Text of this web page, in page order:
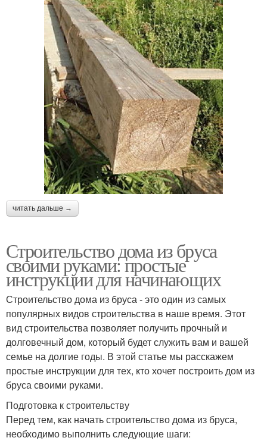
читать дальше →
Строительство дома из бруса
своими руками: простые
инструкции для начинающих
Строительство дома из бруса - это один из самых
популярных видов строительства в наше время. Этот
вид строительства позволяет получить прочный и
долговечный дом, который будет служить вам и вашей
семье на долгие годы. В этой статье мы расскажем
простые инструкции для тех, кто хочет построить дом из
бруса своими руками.
Подготовка к строительству
Перед тем, как начать строительство дома из бруса,
необходимо выполнить следующие шаги: